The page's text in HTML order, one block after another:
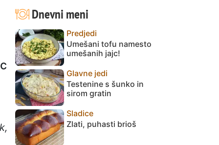
Dnevni meni
Predjedi
Umešani tofu namesto
umešanih jajc!
Glavne jedi
Testenine s šunko in
sirom gratin
Sladice
Zlati, puhasti brioš